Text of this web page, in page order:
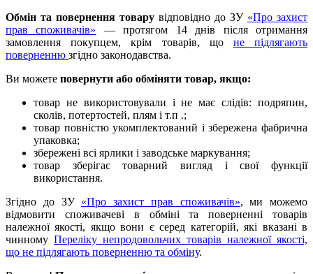
Обмін та повернення товару відповідно до ЗУ «Про захист
прав споживачів» — протягом 14 днів після отримання
замовлення покупцем, крім товарів, що не підлягають
поверненню згідно законодавства.
Ви можете повернути або обміняти товар, якщо:
товар не використовували і не має слідів: подряпин,
сколів, потертостей, плям і т.п .;
товар повністю укомплектований і збережена фабрична
упаковка;
збережені всі ярлики і заводське маркування;
товар зберігає товарний вигляд і свої функції
використання.
Згідно до ЗУ «Про захист прав споживачів», ми можемо
відмовити споживачеві в обміні та поверненні товарів
належної якості, якщо вони є серед категорій, які вказані в
чинному Переліку непродовольчих товарів належної якості,
що не підлягають поверненню та обміну.